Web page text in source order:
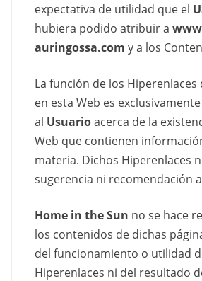
expectativa de utilidad que el
hubiera podido atribuir a
auringossa.com y a los
La función de los Hiperenlaces
en esta Web es
al Usuarioacerca de la
Web que contienen
materia. Dichos Hiperenlaces
sugerencia ni recomendación
Home in the Sun no se hace
los contenidos de dichas
del funcionamiento o utilidad
Hiperenlaces ni del resultado